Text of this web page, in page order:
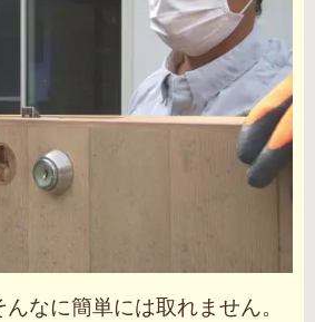
なに簡単には取れません。